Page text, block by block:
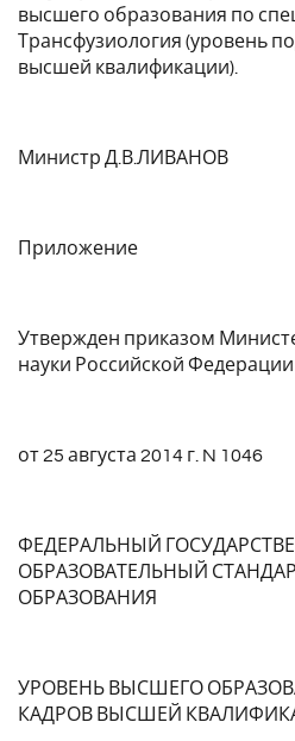
высшего образования по
Трансфузиология (уровень
высшей квалификации).
Министр Д.В.ЛИВАНОВ
Приложение
Утвержден приказом
науки Российской Федерации
от 25 августа 2014 г. N 1046
ФЕДЕРАЛЬНЫЙ
ОБРАЗОВАТЕЛЬНЫЙ
ОБРАЗОВАНИЯ
УРОВЕНЬ ВЫСШЕГО
КАДРОВ ВЫСШЕЙ